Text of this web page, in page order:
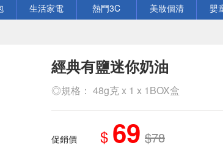
生活家電 熱門3C 美妝個清 嬰
經典有鹽迷你奶油
◎規格： 48g克 x 1 x 1BOX盒
促銷價 $ 69 $78